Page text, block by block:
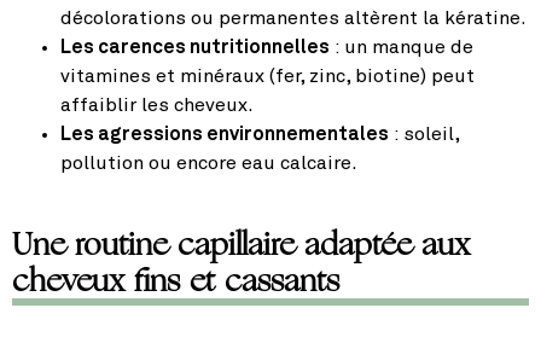
décolorations ou permanentes altèrent la kératine.
Les carences nutritionnelles : un manque de
vitamines et minéraux (fer, zinc, biotine) peut
affaiblir les cheveux.
Les agressions environnementales : soleil,
pollution ou encore eau calcaire.
Une routine capillaire adaptée aux
cheveux fins et cassants